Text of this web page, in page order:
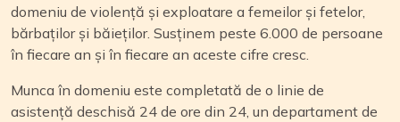
domeniu de violență și exploatare a femeilor și fetelor,
bărbaților și băieților. Susținem peste 6.000 de persoane
în fiecare an și în fiecare an aceste cifre cresc.
Munca în domeniu este completată de o linie de
asistență deschisă 24 de ore din 24, un departament de